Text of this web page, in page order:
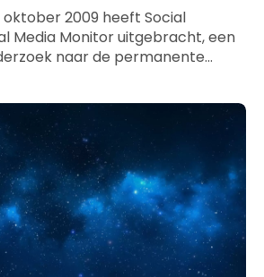
2009 heeft Social
Media Monitor uitgebracht, een
naar de permanente…